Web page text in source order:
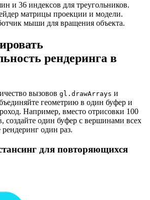
и 36 индексов для треугольников.
матрицы проекции и модели.
мыши для вращения объекта.
рендеринга в
вызовов gl.drawArrays и
геометрию в один буфер и
Например, вместо отрисовки 100
создайте один буфер с вершинами всех
один раз.
для повторяющихся